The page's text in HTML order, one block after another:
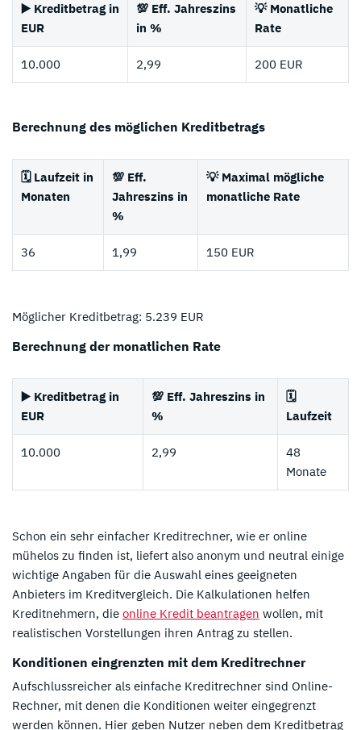
▶️ Kreditbetrag in
EUR
💯 Eff. Jahreszins
in %
💡 Monatliche
Rate
10.000 2,99 200 EUR
Berechnung des möglichen Kreditbetrags
🗓️ Laufzeit in
Monaten
💯 Eff.
Jahreszins in
%
💡 Maximal mögliche
monatliche Rate
36 1,99 150 EUR
Möglicher Kreditbetrag: 5.239 EUR
Berechnung der monatlichen Rate
▶️ Kreditbetrag in
EUR
💯 Eff. Jahreszins in
%
🗓️
Laufzeit
10.000 2,99
48
Monate
Schon ein sehr einfacher Kreditrechner, wie er online
mühelos zu finden ist, liefert also anonym und neutral einige
wichtige Angaben für die Auswahl eines geeigneten
Anbieters im Kreditvergleich. Die Kalkulationen helfen
Kreditnehmern, die online Kredit beantragen wollen, mit
realistischen Vorstellungen ihren Antrag zu stellen.
Konditionen eingrenzten mit dem Kreditrechner
Aufschlussreicher als einfache Kreditrechner sind Online-
Rechner, mit denen die Konditionen weiter eingegrenzt
werden können. Hier geben Nutzer neben dem Kreditbetrag